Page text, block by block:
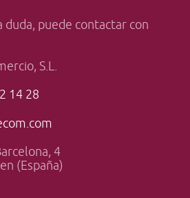
duda, puede contactar con
S.L.
14 28
4
(España)